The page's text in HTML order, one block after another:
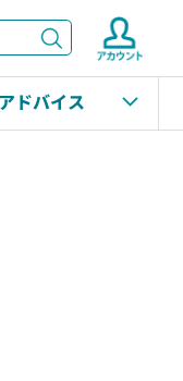
検索
アドバイス